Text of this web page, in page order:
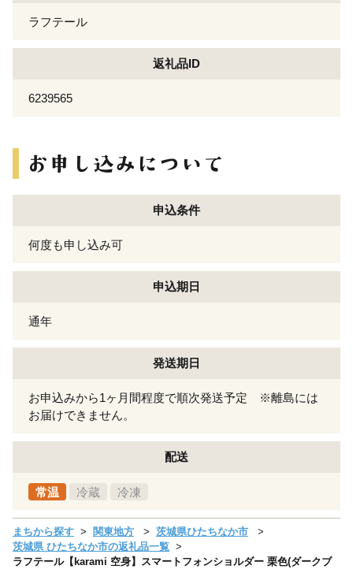
ラフテール
返礼品ID
6239565
申込条件
何度も申し込み可
申込期日
通年
発送期日
お申込みから1ヶ月間程度で順次発送予定 ※離島には
お届けできません。
配送
常温 冷蔵 冷凍
まちから探す 関東地方
茨城県ひたちなか市
茨城県 ひたちなか市の返礼品一覧
ラフテール【karami 空身】スマートフォンショルダー 栗色(ダークブ